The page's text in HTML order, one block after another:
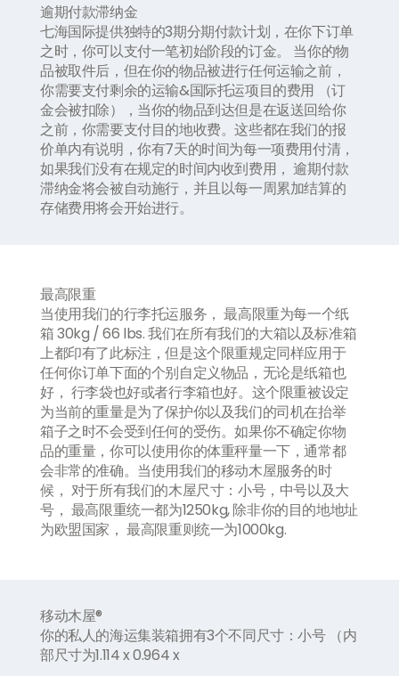
逾期付款滞纳金
七海国际提供独特的3期分期付款计划，在你下订单
之时，你可以支付一笔初始阶段的订金。 当你的物
品被取件后，但在你的物品被进行任何运输之前，
你需要支付剩余的运输&国际托运项目的费用 （订
金会被扣除），当你的物品到达但是在返送回给你
之前，你需要支付目的地收费。这些都在我们的报
价单内有说明，你有7天的时间为每一项费用付清，
如果我们没有在规定的时间内收到费用， 逾期付款
滞纳金将会被自动施行，并且以每一周累加结算的
存储费用将会开始进行。
最高限重
当使用我们的行李托运服务， 最高限重为每一个纸
箱30kg / 66 lbs.我们在所有我们的大箱以及标准箱
上都印有了此标注，但是这个限重规定同样应用于
任何你订单下面的个别自定义物品，无论是纸箱也
好， 行李袋也好或者行李箱也好。这个限重被设定
为当前的重量是为了保护你以及我们的司机在抬举
箱子之时不会受到任何的受伤。如果你不确定你物
品的重量，你可以使用你的体重秤量一下，通常都
会非常的准确。当使用我们的移动木屋服务的时
候， 对于所有我们的木屋尺寸：小号，中号以及大
号， 最高限重统一都为1250kg,除非你的目的地地址
为欧盟国家， 最高限重则统一为1000kg.
移动木屋®
你的私人的海运集装箱拥有3个不同尺寸：小号 （内
部尺寸为1.114 x 0.964 x